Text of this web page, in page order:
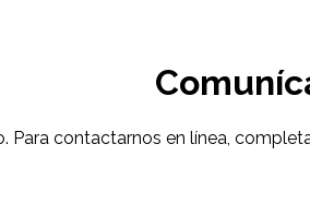
Para contactarnos en línea,